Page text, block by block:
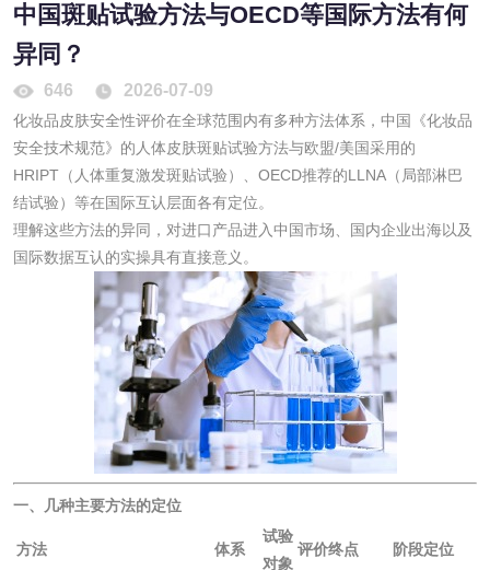
中国斑贴试验方法与OECD等国际方法有何
异同？
646 2026-07-09
化妆品皮肤安全性评价在全球范围内有多种方法体系，中国《化妆品
安全技术规范》的人体皮肤斑贴试验方法与欧盟/美国采用的
HRIPT（人体重复激发斑贴试验）、OECD推荐的LLNA（局部淋巴
结试验）等在国际互认层面各有定位。
理解这些方法的异同，对进口产品进入中国市场、国内企业出海以及
国际数据互认的实操具有直接意义。
一、几种主要方法的定位
方法 体系
试验
对象
评价终点 阶段定位
测
脱硫脱硝活性炭检
测
煤质活性炭检测
电厂水处理活性炭
检测
木质活性炭检测
木质净水用活性炭
检测
农药肥料
肥料检测 微生物肥料检测
化肥检测 微生物菌剂检测
有机肥检测 钾肥检测